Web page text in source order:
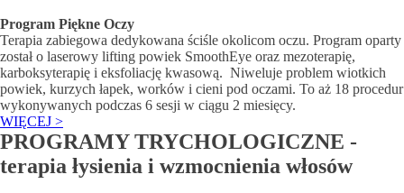
Program Piękne Oczy
Terapia zabiegowa dedykowana ściśle okolicom oczu. Program oparty
został o laserowy lifting powiek SmoothEye oraz mezoterapię,
karboksyterapię i eksfoliację kwasową. Niweluje problem wiotkich
powiek, kurzych łapek, worków i cieni pod oczami. To aż 18 procedur
wykonywanych podczas 6 sesji w ciągu 2 miesięcy.
WIĘCEJ >
PROGRAMY TRYCHOLOGICZNE -
terapia łysienia i wzmocnienia włosów